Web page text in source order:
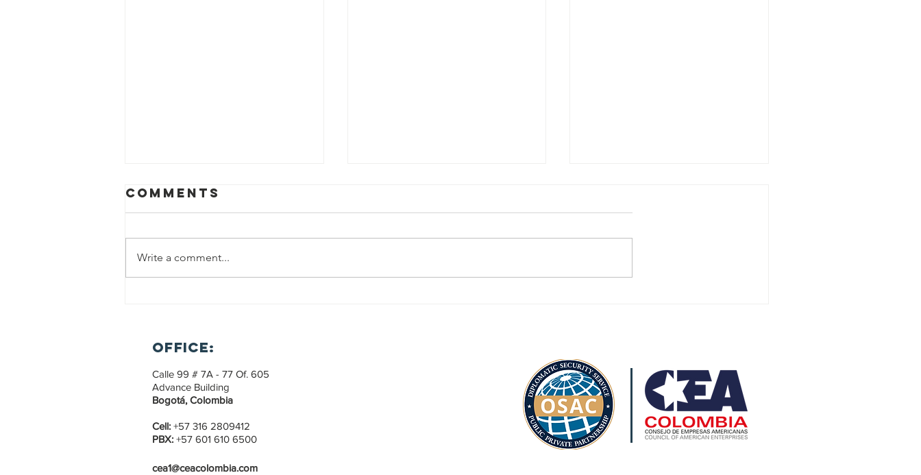
dispara
inseguridad en
A. Latina.
departamentos.
forzado. (El
Espectador)
Comments
Write a comment...
office:
Calle 99 # 7A - 77 Of. 605
Advance Building
Bogotá, Colombia
Cell: +57 316 2809412
PBX: +57 601 610 6500
cea1@ceacolombia.com